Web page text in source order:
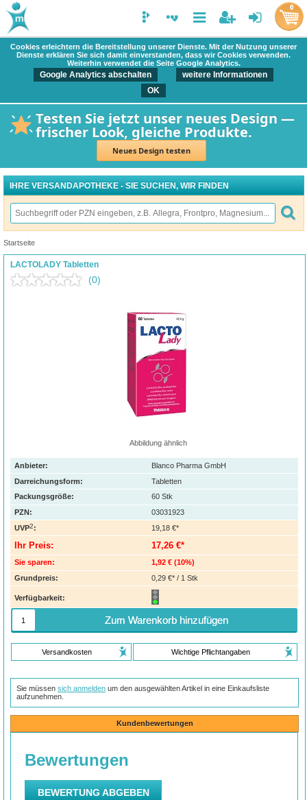
Cookies erleichtern die Bereitstellung unserer Dienste. Mit der Nutzung unserer
Dienste erklären Sie sich damit einverstanden, dass wir Cookies verwenden.
Weiterhin verwendet die Seite Google Analytics.
Google Analytics abschalten
weitere Informationen
OK
Testen Sie jetzt unser neues Design —
frischer Look, gleiche Produkte.
Neues Design testen
0
IHRE VERSANDAPOTHEKE - SIE SUCHEN, WIR FINDEN
Startseite
LACTOLADY Tabletten
(0)
Abbildung ähnlich
Anbieter:
Blanco Pharma GmbH
Darreichungsform:
Tabletten
Packungsgröße:
60 Stk
PZN:
03031923
UVP2: 19,18 €*
Ihr Preis: 17,26 €*
Sie sparen: 1,92 € (10%)
Grundpreis:
0,29 €* / 1 Stk
Verfügbarkeit:
Zum Warenkorb hinzufügen
Versandkosten Wichtige Pflichtangaben
Sie müssensich anmelden um den ausgewählten Artikel in eine Einkaufsliste
aufzunehmen.
Kundenbewertungen